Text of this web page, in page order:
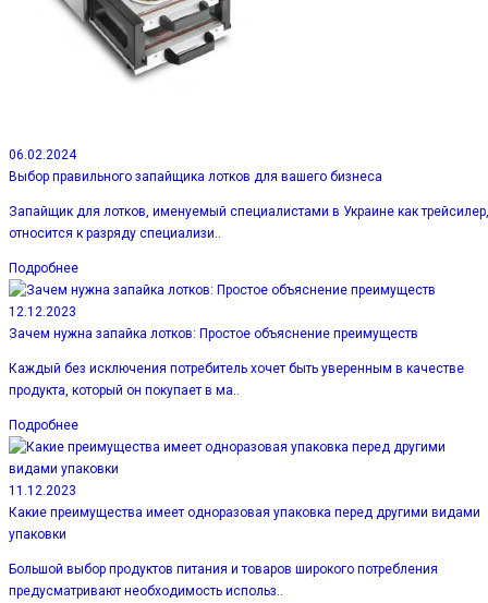
06.02.2024
Выбор правильного запайщика лотков для вашего бизнеса
Запайщик для лотков, именуемый специалистами в Украине как трейсилер,
относится к разряду специализи..
Подробнее
12.12.2023
Зачем нужна запайка лотков: Простое объяснение преимуществ
Каждый без исключения потребитель хочет быть уверенным в качестве
продукта, который он покупает в ма..
Подробнее
11.12.2023
Какие преимущества имеет одноразовая упаковка перед другими видами
упаковки
Большой выбор продуктов питания и товаров широкого потребления
предусматривают необходимость использ..